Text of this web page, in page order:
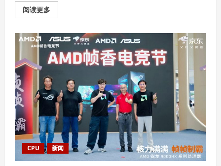
州
站
阅读更多Read
more
奥
尼
携
手
发
全
球
首
款
基
于
锐
龙
AI
MAX+395
的
液
冷
CPU 新闻